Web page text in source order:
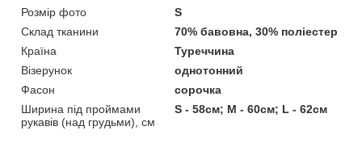
Розмір фото
S
Склад тканини
70% бавовна, 30% поліестер
Країна
Туреччина
Візерунок
однотонний
Фасон
сорочка
Ширина під проймами
рукавів (над грудьми), см
S - 58см; M - 60см; L - 62см